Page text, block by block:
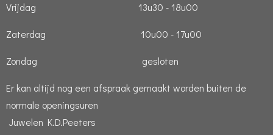
Vrijdag 13u30 - 18u00
Zaterdag 10u00 - 17u00
Zondag gesloten
Er kan altijd nog een afspraak gemaakt worden buiten de
normale openingsuren
Juwelen K.D.Peeters